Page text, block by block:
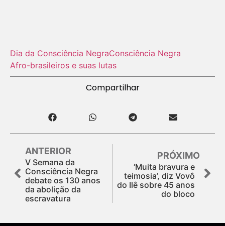
Dia da Consciência NegraConsciência Negra
Afro-brasileiros e suas lutas
Compartilhar
ANTERIOR
V Semana da
Consciência Negra
debate os 130 anos
da abolição da
escravatura
PRÓXIMO
‘Muita bravura e
teimosia’, diz Vovô
do Ilê sobre 45 anos
do bloco